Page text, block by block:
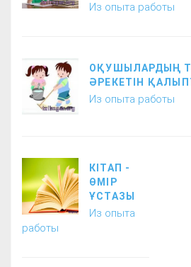
Из опыта работы
ОҚУШЫЛАРДЫҢ
ӘРЕКЕТІН
Из опыта работы
КІТАП -
ӨМІР
ҰСТАЗЫ
Из опыта
работы